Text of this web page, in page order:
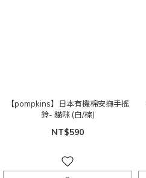
【pompkins】日本有機棉安撫手搖
鈴- 貓咪 (白/棕)
NT$590